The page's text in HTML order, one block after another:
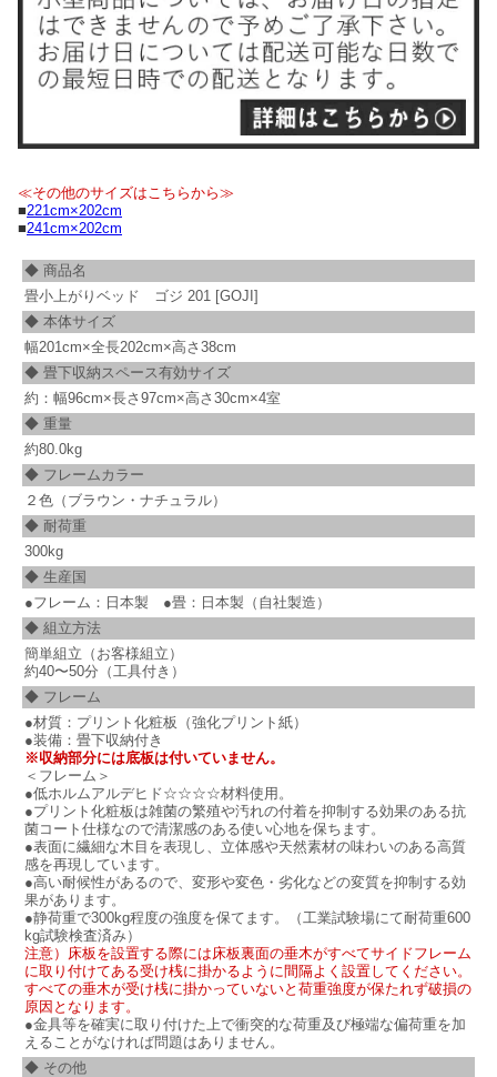
≪その他のサイズはこちらから≫
■221cm×202cm
■241cm×202cm
◆ 商品名
畳小上がりベッド ゴジ 201 [GOJI]
◆ 本体サイズ
幅201cm×全長202cm×高さ38cm
◆ 畳下収納スペース有効サイズ
約：幅96cm×長さ97cm×高さ30cm×4室
◆ 重量
約80.0kg
◆ フレームカラー
２色（ブラウン・ナチュラル）
◆ 耐荷重
300kg
◆ 生産国
●フレーム：日本製 ●畳：日本製（自社製造）
◆ 組立方法
簡単組立（お客様組立）
約40〜50分（工具付き）
◆ フレーム
●材質：プリント化粧板（強化プリント紙）
●装備：畳下収納付き
※収納部分には底板は付いていません。
＜フレーム＞
●低ホルムアルデヒド☆☆☆☆材料使用。
●プリント化粧板は雑菌の繁殖や汚れの付着を抑制する効果のある抗
菌コート仕様なので清潔感のある使い心地を保ちます。
●表面に繊細な木目を表現し、立体感や天然素材の味わいのある高質
感を再現しています。
●高い耐候性があるので、変形や変色・劣化などの変質を抑制する効
果があります。
●静荷重で300kg程度の強度を保てます。（工業試験場にて耐荷重600
kg試験検査済み）
注意）床板を設置する際には床板裏面の垂木がすべてサイドフレーム
に取り付けてある受け桟に掛かるように間隔よく設置してください。
すべての垂木が受け桟に掛かっていないと荷重強度が保たれず破損の
原因となります。
●金具等を確実に取り付けた上で衝突的な荷重及び極端な偏荷重を加
えることがなければ問題はありません。
◆ その他